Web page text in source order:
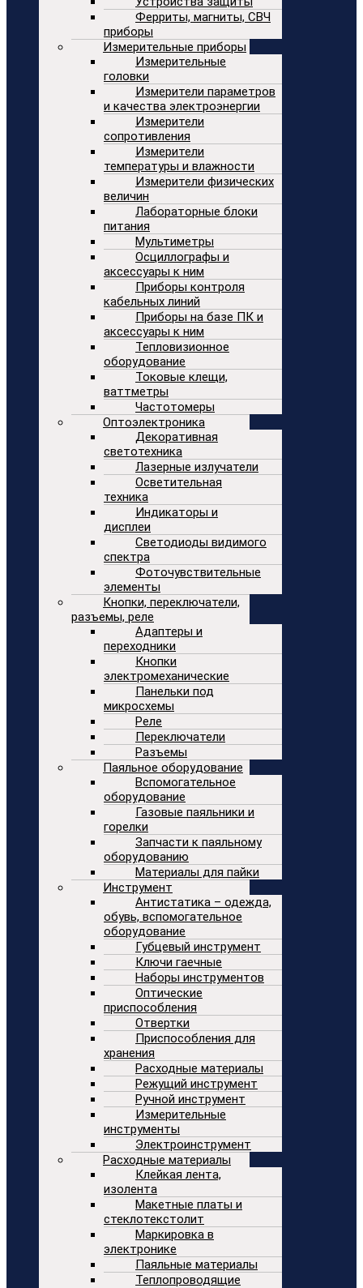
Ферриты, магниты, СВЧ
приборы
Измерительные приборы
Измерительные
головки
Измерители параметров
и качества электроэнергии
Измерители
сопротивления
Измерители
температуры и влажности
Измерители физических
величин
Лабораторные блоки
питания
Мультиметры
Осциллографы и
аксессуары к ним
Приборы контроля
кабельных линий
Приборы на базе ПК и
аксессуары к ним
Тепловизионное
оборудование
Токовые клещи,
ваттметры
Частотомеры
Оптоэлектроника
Декоративная
светотехника
Лазерные излучатели
Осветительная
техника
Индикаторы и
дисплеи
Светодиоды видимого
спектра
Фоточувствительные
элементы
Кнопки, переключатели,
разъемы, реле
Адаптеры и
переходники
Кнопки
электромеханические
Панельки под
микросхемы
Реле
Переключатели
Разъемы
Паяльное оборудование
Вспомогательное
оборудование
Газовые паяльники и
горелки
Запчасти к паяльному
оборудованию
Материалы для пайки
Инструмент
Антистатика – одежда,
обувь, вспомогательное
оборудование
Губцевый инструмент
Ключи гаечные
Наборы инструментов
Оптические
приспособления
Отвертки
Приспособления для
хранения
Расходные материалы
Режущий инструмент
Ручной инструмент
Измерительные
инструменты
Электроинструмент
Расходные материалы
Клейкая лента,
изолента
Макетные платы и
стеклотекстолит
Маркировка в
электронике
Паяльные материалы
Теплопроводящие